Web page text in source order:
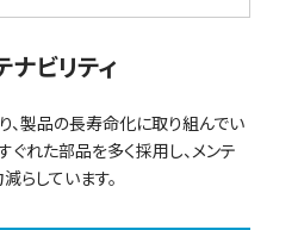
ナビリティ
、製品の長寿命化に取り組んでい
ぐれた部品を多く採用し、メンテ
らしています。